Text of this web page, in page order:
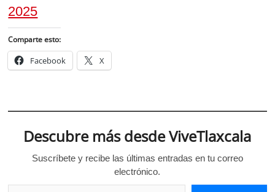
2025
Comparte esto:
Facebook X
Descubre más desde ViveTlaxcala
Suscríbete y recibe las últimas entradas en tu correo
electrónico.
Escribe tu correo electrónico…